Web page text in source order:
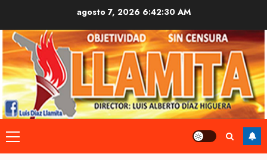
content
agosto 7, 2026 6:42:31 AM
Primary
Menu